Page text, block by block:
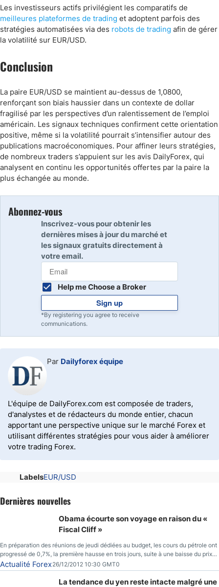
Les investisseurs actifs privilégient les comparatifs de
meilleures plateformes de trading et adoptent parfois des
stratégies automatisées via des robots de trading afin de gérer
la volatilité sur EUR/USD.
Conclusion
La paire EUR/USD se maintient au-dessus de 1,0800,
renforçant son biais haussier dans un contexte de dollar
fragilisé par les perspectives d’un ralentissement de l’emploi
américain. Les signaux techniques confirment cette orientation
positive, même si la volatilité pourrait s’intensifier autour des
publications macroéconomiques. Pour affiner leurs stratégies,
de nombreux traders s’appuient sur les avis DailyForex, qui
analysent en continu les opportunités offertes par la paire la
plus échangée au monde.
Abonnez-vous
Inscrivez-vous pour obtenir les
dernières mises à jour du marché et
les signaux gratuits directement à
votre email.
Help me Choose a Broker
Sign up
*By registering you agree to receive
communications.
Par Dailyforex équipe
L'équipe de DailyForex.com est composée de traders,
d'analystes et de rédacteurs du monde entier, chacun
apportant une perspective unique sur le marché Forex et
utilisant différentes stratégies pour vous aider à améliorer
votre trading Forex.
LabelsEUR/USD
Dernières nouvelles
Obama écourte son voyage en raison du «
Fiscal Cliff »
En préparation des réunions de jeudi dédiées au budget, les cours du pétrole ont
progressé de 0,7%, la première hausse en trois jours, suite à une baisse du prix
des réserves de pétrole américaines à un bas de 10 semaines.
Actualité Forex26/12/2012 10:30 GMT0
La tendance du yen reste intacte malgré une